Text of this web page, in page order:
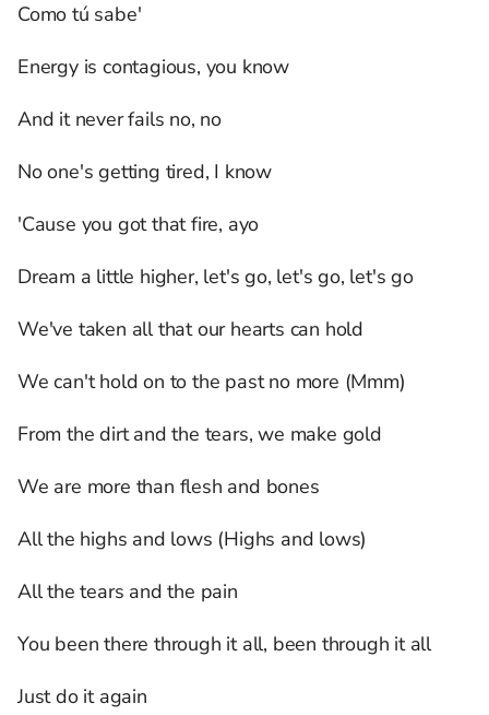
Como tú sabe'
Energy is contagious, you know
And it never fails no, no
No one's getting tired, I know
'Cause you got that fire, ayo
Dream a little higher, let's go, let's go, let's go
We've taken all that our hearts can hold
We can't hold on to the past no more (Mmm)
From the dirt and the tears, we make gold
We are more than flesh and bones
All the highs and lows (Highs and lows)
All the tears and the pain
You been there through it all, been through it all
Just do it again